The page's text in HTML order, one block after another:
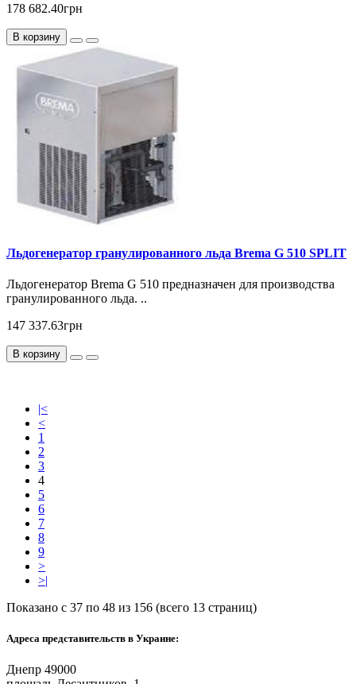
178 682.40грн
В корзину
Льдогенератор гранулированного льда Brema G 510 SPLIT
Льдогенератор Brema G 510 предназначен для производства
гранулированного льда. ..
147 337.63грн
В корзину
|<
<
1
2
3
4
5
6
7
8
9
>
>|
Показано с 37 по 48 из 156 (всего 13 страниц)
Адреса представительств в Украине:
Днепр 49000